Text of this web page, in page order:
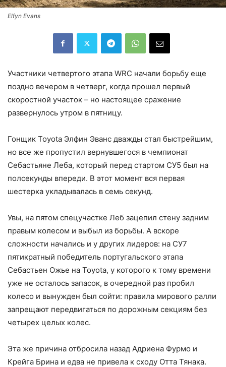
Elfyn Evans
Участники четвертого этапа WRC начали борьбу еще
поздно вечером в четверг, когда прошел первый
скоростной участок – но настоящее сражение
развернулось утром в пятницу.
Гонщик Toyota Элфин Эванс дважды стал быстрейшим,
но все же пропустил вернувшегося в чемпионат
Себастьяне Леба, который перед стартом СУ5 был на
полсекунды впереди. В этот момент вся первая
шестерка укладывалась в семь секунд.
Увы, на пятом спецучастке Леб зацепил стену задним
правым колесом и выбыл из борьбы. А вскоре
сложности начались и у других лидеров: на СУ7
пятикратный победитель португальского этапа
Себастьен Ожье на Toyota, у которого к тому времени
уже не осталось запасок, в очередной раз пробил
колесо и вынужден был сойти: правила мирового ралли
запрещают передвигаться по дорожным секциям без
четырех целых колес.
Эта же причина отбросила назад Адриена Фурмо и
Крейга Брина и едва не привела к сходу Отта Тянака.